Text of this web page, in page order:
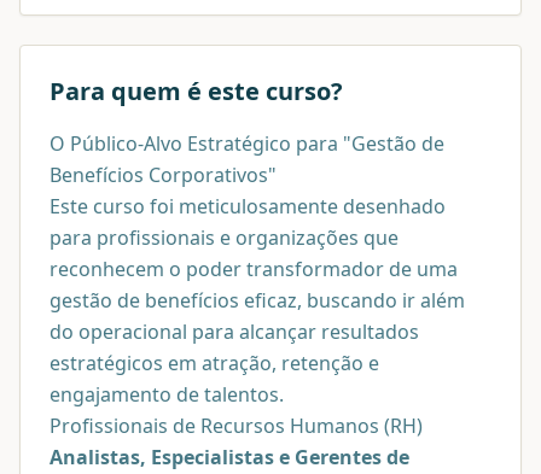
Para quem é este curso?
O Público-Alvo Estratégico para "Gestão de
Benefícios Corporativos"
Este curso foi meticulosamente desenhado
para profissionais e organizações que
reconhecem o poder transformador de uma
gestão de benefícios eficaz, buscando ir além
do operacional para alcançar resultados
estratégicos em atração, retenção e
engajamento de talentos.
Profissionais de Recursos Humanos (RH)
Analistas, Especialistas e Gerentes de